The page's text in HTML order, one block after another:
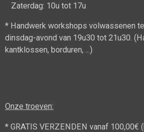
Zaterdag: 10u tot 17u
* Handwerk workshops volwassenen
dinsdag-avond van 19u30 tot 21u30.
kantklossen, borduren, ...)
Onze troeven:
* GRATIS VERZENDEN vanaf 100,00€